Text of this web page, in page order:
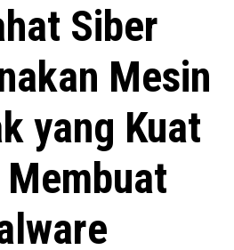
Siber
Mesin
yang Kuat